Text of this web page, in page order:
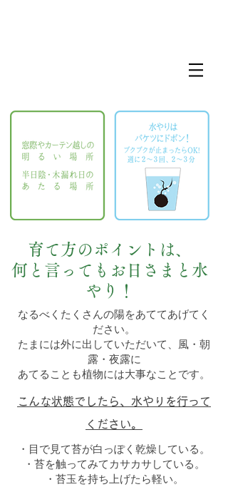
育て方のポイントは、
何と言ってもお日さまと水
やり！
なるべくたくさんの陽をあててあげてく
ださい。
たまには外に出していただいて、風・朝
露・夜露に
あてることも植物には大事なことです。
こんな状態でしたら、水やりを行って
ください。
・目で見て苔が白っぽく乾燥している。
・苔を触ってみてカサカサしている。
・苔玉を持ち上げたら軽い。